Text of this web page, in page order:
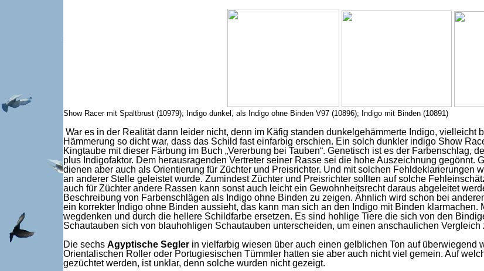
Show Racer mit Spaltbrust (10979); Indigo dunkel, als Indigo ohne Binden V97 (10896); Indigo mit Binden (10891)
War es in der Realität dann leider nicht, denn im Käfig standen dunkelgehämmerte Indigo, vielleicht
Hämmerung so dicht war, dass das Schild fast einfarbig erschien. Ein solch dunkler indigo Show
Kingtaube mit dieser Färbung im Buch „Vererbung bei Tauben“. Genetisch ist es der Farbenschlag,
plus Indigofaktor. Dem herausragenden Vertreter seiner Rasse sei die hohe Auszeichnung gegönnt.
dienen aber auch als Orientierung für Züchter und Preisrichter. Und mit solchen Fehldeklarierungen
an anderer Stelle geleistet wurde. Zumindest Züchter und Preisrichter sollten auf solche
auch für Züchter andere Rassen kann sonst auch leicht ein Gewohnheitsrecht daraus abgeleitet
Beschreibung von Farbenschlägen als Indigo ohne Binden zu zeigen. Ähnlich wird schon bei
ein korrekter Indigo ohne Binden aussieht, das kann man sich an den Indigo mit Binden
wegdenken und durch die hellere Schildfarbe ersetzen. Es sind hohlige Tiere die sich von den
Schautauben sich von blauhohligen Schautauben unterscheiden, um einen anschaulichen
Die sechs Agyptische Segler in vielfarbig wiesen über auch einen gelblichen Ton auf überwiegend
Orientalischen Roller oder Portugiesischen Tümmler hatten sie aber auch nicht viel gemein. Auf
gezüchtet werden, ist unklar, denn solche wurden nicht gezeigt.